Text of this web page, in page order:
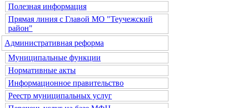
Полезная информация
Прямая линия с Главой МО "Теучежский
район"
Административная реформа
Муниципальные функции
Нормативные акты
Информационное правительство
Реестр муниципальных услуг